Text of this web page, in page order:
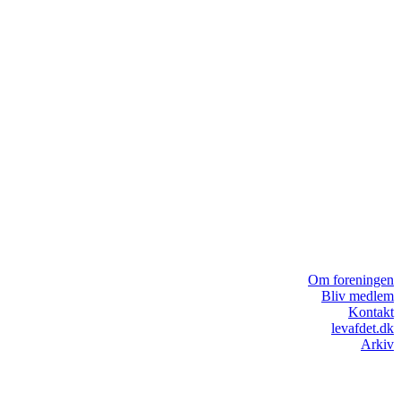
Om foreningen
Bliv medlem
Kontakt
levafdet.dk
Arkiv